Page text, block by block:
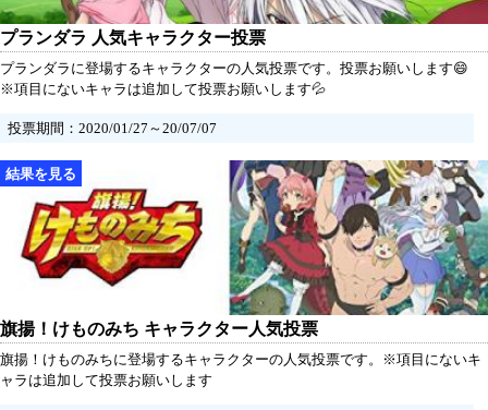
プランダラ 人気キャラクター投票
プランダラに登場するキャラクターの人気投票です。投票お願いします😄
※項目にないキャラは追加して投票お願いします💦
投票期間：2020/01/27～20/07/07
旗揚！けものみち キャラクター人気投票
旗揚！けものみちに登場するキャラクターの人気投票です。※項目にないキ
ャラは追加して投票お願いします